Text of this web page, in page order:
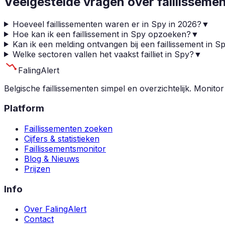
Hoeveel faillissementen waren er in Spy in 2026? ▼
Hoe kan ik een faillissement in Spy opzoeken? ▼
Kan ik een melding ontvangen bij een faillissement in
Welke sectoren vallen het vaakst failliet in Spy? ▼
FalingAlert
Belgische faillissementen simpel en overzichtelijk.
Platform
Faillissementen zoeken
Cijfers & statistieken
Faillissementsmonitor
Blog & Nieuws
Prijzen
Info
Over FalingAlert
Contact